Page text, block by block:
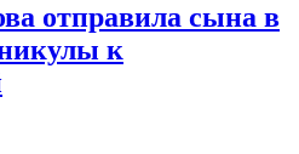
отправила сына в
к